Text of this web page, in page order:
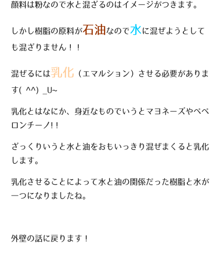
顔料は粉なので水と混ざるのはイメージがつきます。
しかし樹脂の原料が石油なので水 に混ぜようとして
も混ざりません！！
混ぜるには乳化 （エマルション）させる必要がありま
す( ^^) _U~~
乳化とはなにか、身近なものでいうとマヨネーズやペペ
ロンチーノ!！
ざっくりいうと水と油をおもいっきり混ぜまくると乳化
します。
乳化させることによって水と油の関係だった樹脂と水が
一つになりましたね。
外壁の話に戻ります！